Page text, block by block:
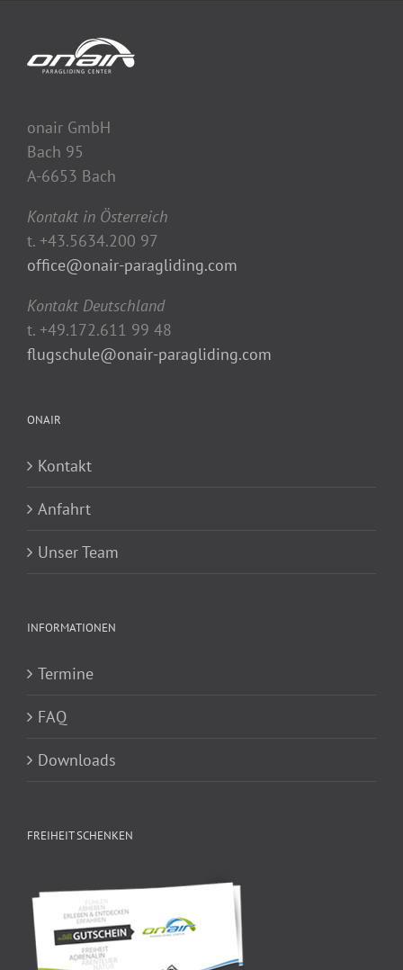
onair GmbH
Bach 95
A-6653 Bach
Kontakt in Österreich
t. +43.5634.200 97
office@onair-paragliding.com
Kontakt Deutschland
t. +49.172.611 99 48
flugschule@onair-paragliding.com
ONAIR
Kontakt
Anfahrt
Unser Team
INFORMATIONEN
Termine
FAQ
Downloads
FREIHEIT SCHENKEN